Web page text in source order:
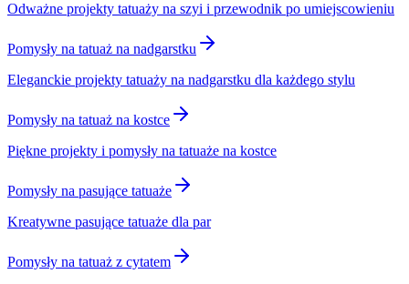
Odważne projekty tatuaży na szyi i przewodnik po umiejscowieniu
Pomysły na tatuaż na nadgarstku
Eleganckie projekty tatuaży na nadgarstku dla każdego stylu
Pomysły na tatuaż na kostce
Piękne projekty i pomysły na tatuaże na kostce
Pomysły na pasujące tatuaże
Kreatywne pasujące tatuaże dla par
Pomysły na tatuaż z cytatem